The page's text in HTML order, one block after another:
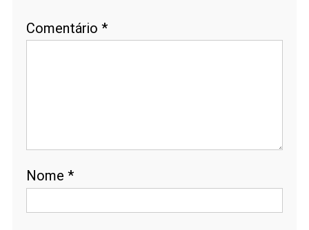
Comentário *
Nome *